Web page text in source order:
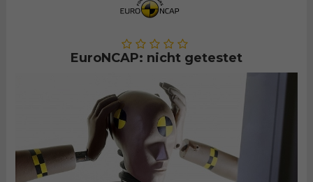
EuroNCAP: nicht getestet